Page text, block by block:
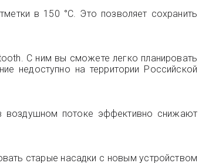
в 150 °C. Это позволяет сохранить
С ним вы сможете легко планировать
недоступно на территории Российской
воздушном потоке эффективно снижают
старые насадки с новым устройством